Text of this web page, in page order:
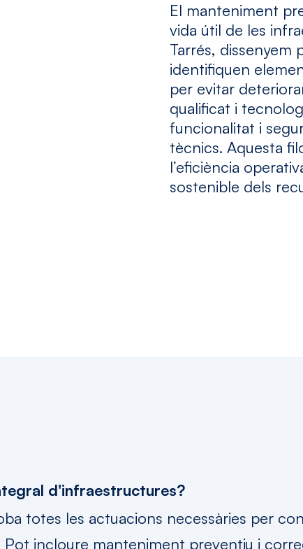
El manteniment
vida útil de les
Tarrés, dissenyem
identifiquen
per evitar
qualificat i
funcionalitat i
tècnics. Aquesta
l’eficiència
sostenible dels
sobre el
d'infraestructures?
totes les actuacions necessàries per
incloure manteniment preventiu i